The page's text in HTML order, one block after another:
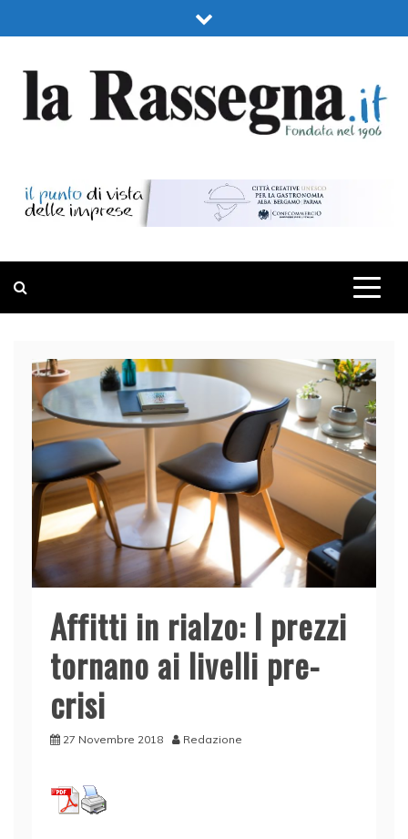
to
Affitti in rialzo: I prezzi
tornano ai livelli pre-
crisi
27 Novembre 2018 Redazione